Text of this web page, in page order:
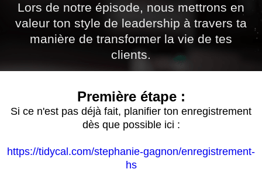
Lors de notre épisode, nous mettrons en
valeur ton style de leadership à travers ta
manière de transformer la vie de tes
clients.
Première étape :
Si ce n'est pas déjà fait, planifier ton enregistrement
dès que possible ici :
https://tidycal.com/stephanie-gagnon/enregistrement-
hs